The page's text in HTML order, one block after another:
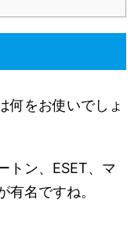
何をお使いでしょ
トン、ESET、マ
有名ですね。